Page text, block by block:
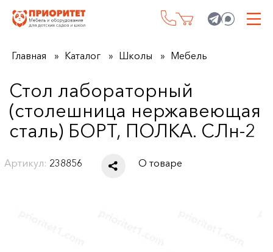
Главная Каталог Школы Мебель
Стол лабораторный
(столешница нержавеющая
сталь) БОРТ, ПОЛКА. СЛн-2
Артикул: 238856 О товаре